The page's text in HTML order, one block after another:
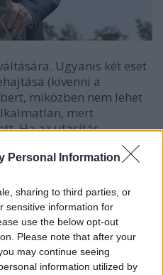
Personal Information
sharing to third parties, or
sensitive information for
use the below opt-out
Please note that after your
may continue seeing
information utilized by
Ugyanis két eset
(kivenni a
miközben nem lehet
mert
Ha az utasítás
deficit), akkor eddig
rendőr nem csinált
parancsnoki kart
kell váltani és
pocsékolták az élő erőt